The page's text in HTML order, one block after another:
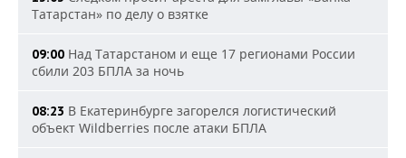
Татарстан» по делу о взятке
09:00 Над Татарстаном и еще 17 регионами России
сбили 203 БПЛА за ночь
08:23 В Екатеринбурге загорелся логистический
объект Wildberries после атаки БПЛА